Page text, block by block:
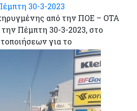
30-3-2023
από την ΠΟΕ – ΟΤΑ
την Πέμπτη 30-3-2023, στο
για το